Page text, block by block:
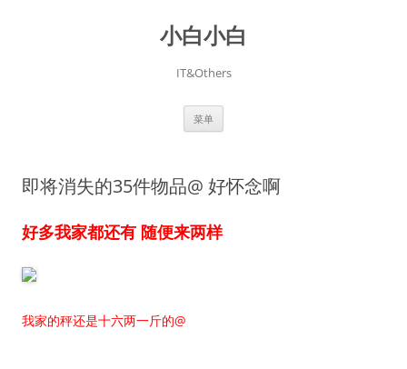
小白小白
IT&Others
菜单
即将消失的35件物品@ 好怀念啊
好多我家都还有 随便来两样
我家的秤还是十六两一斤的@